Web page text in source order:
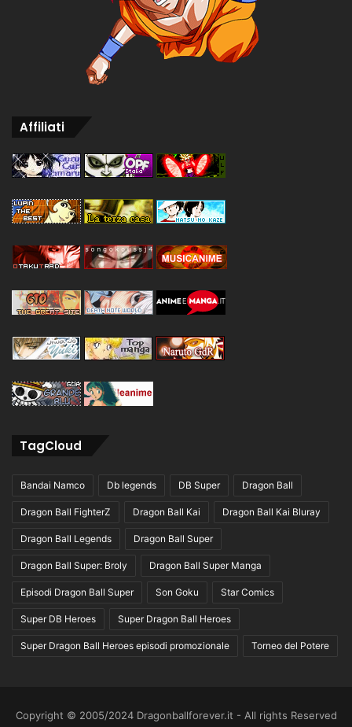
Affiliati
TagCloud
Bandai Namco Db legends DB Super Dragon Ball
Dragon Ball FighterZ Dragon Ball Kai Dragon Ball Kai Bluray
Dragon Ball Legends Dragon Ball Super
Dragon Ball Super: Broly Dragon Ball Super Manga
Episodi Dragon Ball Super Son Goku Star Comics
Super DB Heroes Super Dragon Ball Heroes
Super Dragon Ball Heroes episodi promozionale Torneo del Potere
Copyright © 2005/2024 Dragonballforever.it - All rights Reserved